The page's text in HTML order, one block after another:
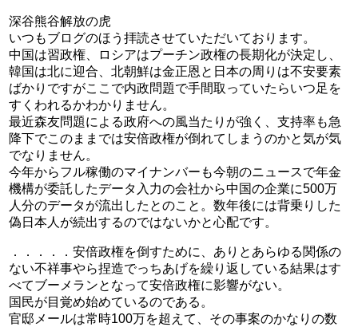
深谷熊谷解放の虎
いつもブログのほう拝読させていただいております。
中国は習政権、ロシアはプーチン政権の長期化が決定し、
韓国は北に迎合、北朝鮮は金正恩と日本の周りは不安要素
ばかりですがここで内政問題で手間取っていたらいつ足を
すくわれるかわかりません。
最近森友問題による政府への風当たりが強く、支持率も急
降下でこのままでは安倍政権が倒れてしまうのかと気が気
でなりません。
今年からフル稼働のマイナンバーも今朝のニュースで年金
機構が委託したデータ入力の会社から中国の企業に500万
人分のデータが流出したとのこと。数年後には背乗りした
偽日本人が続出するのではないかと心配です。
．．．．．安倍政権を倒すために、ありとあらゆる関係の
ない不祥事やら捏造でっちあげを繰り返している結果はす
べてブーメランとなって安倍政権に影響がない。
国民が目覚め始めているのである。
官邸メールは常時100万を超えて、その事案のかなりの数